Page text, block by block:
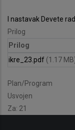
I nastavak Devete
Prilog
Prilog
ikre_23.pdf (1.17
Plan/Program
Usvojen
Za: 21